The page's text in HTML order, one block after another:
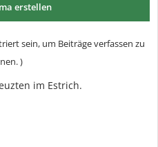
erstellen
sein, um Beiträge verfassen zu
)
im Estrich.